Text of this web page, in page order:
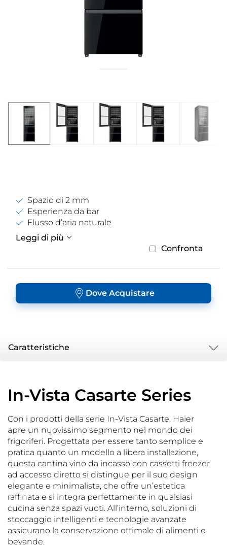
Spazio di 2 mm
Esperienza da bar
Flusso d’aria naturale
Leggi di più
Confronta
Dove Acquistare
Caratteristiche
In-Vista Casarte Series
Con i prodotti della serie In-Vista Casarte, Haier
apre un nuovissimo segmento nel mondo dei
frigoriferi. Progettata per essere tanto semplice e
pratica quanto un modello a libera installazione,
questa cantina vino da incasso con cassetti freezer
ad accesso diretto si distingue per il suo design
elegante e minimalista, che offre un’estetica
raffinata e si integra perfettamente in qualsiasi
cucina senza spazi vuoti. All’interno, soluzioni di
stoccaggio intelligenti e tecnologie avanzate
assicurano la conservazione ottimale di alimenti e
bevande.